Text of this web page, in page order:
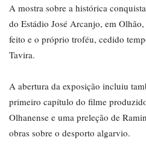
A mostra sobre a histórica
do Estádio José Arcanjo, em
feito e o próprio troféu, cedido
Tavira.
A abertura da exposição incluiu
primeiro capítulo do filme
Olhanense e uma preleção de
obras sobre o desporto algarvio.